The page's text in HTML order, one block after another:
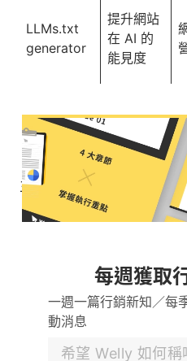
每週獲取
一週一篇行銷新知／每
動消息
LLMs.txt
generator
提升網站
在 AI 的
能見度
（二）內容優化與
主要用途為幫助使用者
體，提供最新話題的
實查核功能，且能自
定風格與目標受眾等
品牌調性且兼具數據